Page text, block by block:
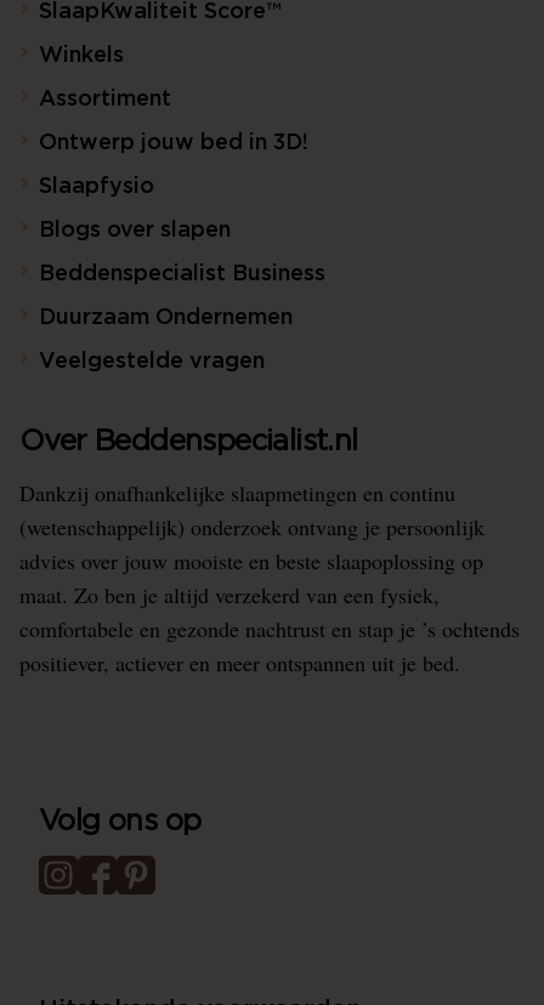
SlaapKwaliteit Score™
Winkels
Assortiment
Ontwerp jouw bed in 3D!
Slaapfysio
Blogs over slapen
Beddenspecialist Business
Duurzaam Ondernemen
Veelgestelde vragen
Over Beddenspecialist.nl
Dankzij onafhankelijke slaapmetingen en continu
(wetenschappelijk) onderzoek ontvang je persoonlijk
advies over jouw mooiste en beste slaapoplossing op
maat. Zo ben je altijd verzekerd van een fysiek,
comfortabele en gezonde nachtrust en stap je ’s ochtends
positiever, actiever en meer ontspannen uit je bed.
Volg ons op